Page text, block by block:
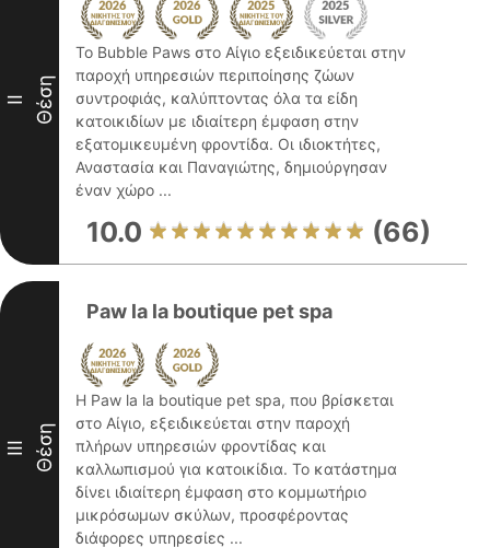
II Θέση
Το Bubble Paws στο Αίγιο εξειδικεύεται στην
παροχή υπηρεσιών περιποίησης ζώων
συντροφιάς, καλύπτοντας όλα τα είδη
κατοικιδίων με ιδιαίτερη έμφαση στην
εξατομικευμένη φροντίδα. Οι ιδιοκτήτες,
Αναστασία και Παναγιώτης, δημιούργησαν
έναν χώρο ...
10.0 (66)
III Θέση
Paw la la boutique pet spa
Η Paw la la boutique pet spa, που βρίσκεται
στο Αίγιο, εξειδικεύεται στην παροχή
πλήρων υπηρεσιών φροντίδας και
καλλωπισμού για κατοικίδια. Το κατάστημα
δίνει ιδιαίτερη έμφαση στο κομμωτήριο
μικρόσωμων σκύλων, προσφέροντας
διάφορες υπηρεσίες ...